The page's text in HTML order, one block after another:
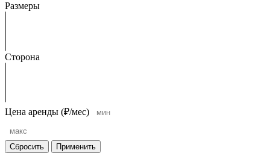
Размеры
Сторона
Цена аренды (₽/мес)
Сбросить Применить